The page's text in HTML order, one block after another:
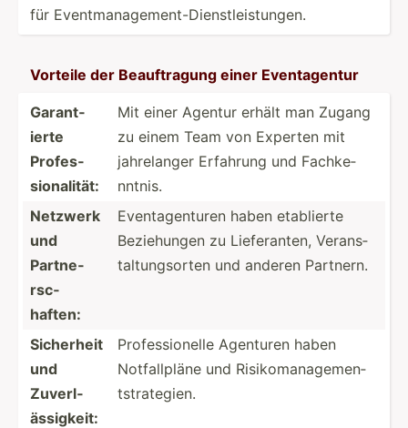
für Eventm­ana­gem­ent­-Di­ens­tle­ist­ungen.
Vorteile der Beauft­ragung einer Eventa­gentur
Garant­
ierte
Profes­
sio­nal­ität:
Mit einer Agentur erhält man Zugang
zu einem Team von Experten mit
jahrel­anger Erfahrung und Fachke­
nntnis.
Netzwerk
und
Partne­
rsc­
haften:
Eventa­gen­turen haben etablierte
Bezieh­ungen zu Liefer­anten, Verans­
tal­tun­gsorten und anderen Partnern.
Sicherheit
und
Zuverl­
äss­igkeit:
Profes­sio­nelle Agenturen haben
Notfal­lpläne und Risiko­man­age­men­
tst­rat­egien.